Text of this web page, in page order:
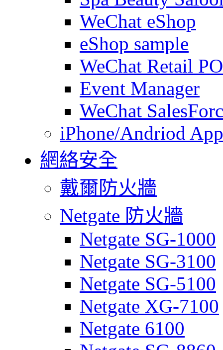
WeChat eShop
eShop sample
WeChat Retail
Event Manager
WeChat
iPhone/Andriod
網絡安全
戴爾防火牆
Netgate 防火牆
Netgate SG-1000
Netgate SG-3100
Netgate SG-5100
Netgate XG-7100
Netgate 6100